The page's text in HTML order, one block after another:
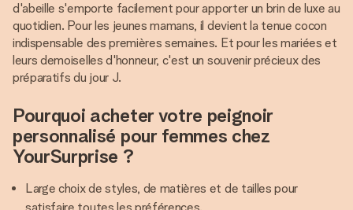
d'abeille s'emporte facilement pour apporter un brin de luxe au
quotidien. Pour les jeunes mamans, il devient la tenue cocon
indispensable des premières semaines. Et pour les mariées et
leurs demoiselles d'honneur, c'est un souvenir précieux des
préparatifs du jour J.
Pourquoi acheter votre peignoir
personnalisé pour femmes chez
YourSurprise ?
Large choix de styles, de matières et de tailles pour